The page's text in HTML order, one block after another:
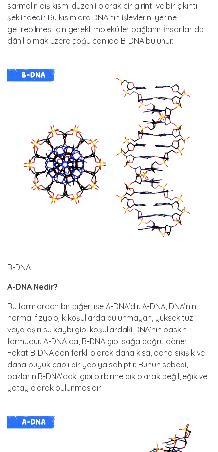
sarmalın dış kısmı düzenli olarak bir girinti ve bir çıkıntı
şeklindedir. Bu kısımlara DNA’nın işlevlerini yerine
getirebilmesi için gerekli moleküller bağlanır. İnsanlar da
dâhil olmak üzere çoğu canlıda B-DNA bulunur.
B-DNA
A-DNA Nedir?
Bu formlardan bir diğeri ise A-DNA’dır. A-DNA, DNA’nın
normal fizyolojik koşullarda bulunmayan, yüksek tuz
veya aşırı su kaybı gibi koşullardaki DNA’nın baskın
formudur. A-DNA da, B-DNA gibi sağa doğru döner.
Fakat B-DNA’dan farklı olarak daha kısa, daha sıkışık ve
daha büyük çaplı bir yapıya sahiptir. Bunun sebebi,
bazların B-DNA’daki gibi birbirine dik olarak değil, eğik ve
yatay olarak bulunmasıdır.